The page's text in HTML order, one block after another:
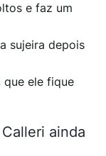
e faz um
sujeira depois
que ele fique
ainda